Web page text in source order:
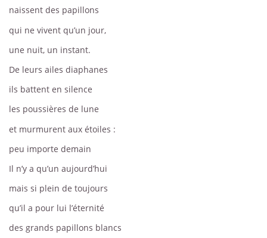
naissent des papillons
qui ne vivent qu’un jour,
une nuit, un instant.
De leurs ailes diaphanes
ils battent en silence
les poussières de lune
et murmurent aux étoiles :
peu importe demain
Il n’y a qu’un aujourd’hui
mais si plein de toujours
qu’il a pour lui l’éternité
des grands papillons blancs